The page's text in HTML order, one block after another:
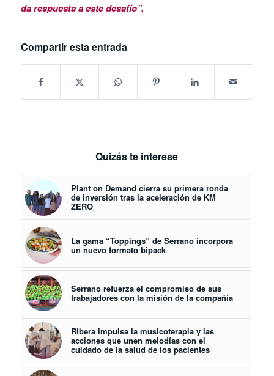
da respuesta a este desafío”.
Compartir esta entrada
Quizás te interese
Plant on Demand cierra su primera ronda
de inversión tras la aceleración de KM
ZERO
La gama “Toppings” de Serrano incorpora
un nuevo formato bipack
Serrano refuerza el compromiso de sus
trabajadores con la misión de la compañía
Ribera impulsa la musicoterapia y las
acciones que unen melodías con el
cuidado de la salud de los pacientes